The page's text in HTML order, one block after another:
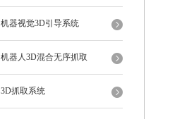
机器视觉3D引导系统
机器人3D混合无序抓取
3D抓取系统